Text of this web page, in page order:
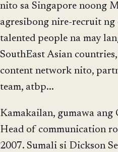
nito sa Singapore noong
agresibong nire-recruit ng
talented people na may
SouthEast Asian
content network nito,
team, atbp...
Kamakailan, gumawa ang
Head of communication
2007. Sumali si Dickson